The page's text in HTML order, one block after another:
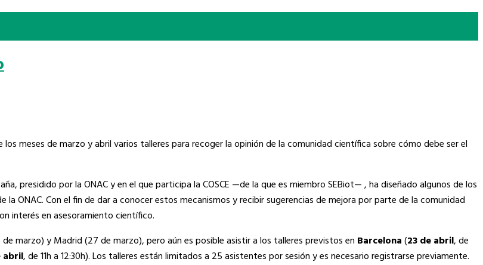
los meses de marzo y abril varios talleres para recoger la opinión de la comunidad científica sobre cómo debe ser el
presidido por la ONAC y en el que participa la COSCE —de la que es miembro SEBiot— , ha diseñado algunos de los
ONAC. Con el fin de dar a conocer estos mecanismos y recibir sugerencias de mejora por parte de la comunidad
interés en asesoramiento científico.
marzo) y Madrid (27 de marzo), pero aún es posible asistir a los talleres previstos en Barcelona(23 de abril, de
abril, de 11h a 12:30h). Los talleres están limitados a 25 asistentes por sesión y es necesario registrarse previamente.